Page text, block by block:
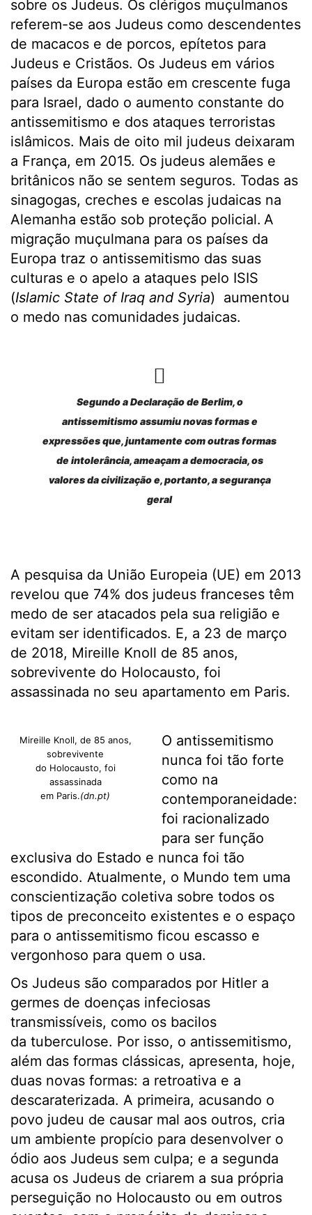
sobre os Judeus. Os clérigos muçulmanos
referem-se aos Judeus como descendentes
de macacos e de porcos, epítetos para
Judeus e Cristãos. Os Judeus em vários
países da Europa estão em crescente fuga
para Israel, dado o aumento constante do
antissemitismo e dos ataques terroristas
islâmicos. Mais de oito mil judeus deixaram
a França, em 2015. Os judeus alemães e
britânicos não se sentem seguros. Todas as
sinagogas, creches e escolas judaicas na
Alemanha estão sob proteção policial. A
migração muçulmana para os países da
Europa traz o antissemitismo das suas
culturas e o apelo a ataques pelo ISIS
(Islamic State of Iraq and Syria) aumentou
o medo nas comunidades judaicas.
Segundo a Declaração de Berlim, o
antissemitismo assumiu novas formas e
expressões que, juntamente com outras formas
de intolerância, ameaçam a democracia, os
valores da civilização e, portanto, a segurança
geral
A pesquisa da União Europeia (UE) em 2013
revelou que 74% dos judeus franceses têm
medo de ser atacados pela sua religião e
evitam ser identificados. E, a 23 de março
de 2018, Mireille Knoll de 85 anos,
sobrevivente do Holocausto, foi
assassinada no seu apartamento em Paris.
Mireille Knoll, de 85 anos,
sobrevivente
do Holocausto, foi
assassinada
em Paris.(dn.pt)
O antissemitismo
nunca foi tão forte
como na
contemporaneidade:
foi racionalizado
para ser função
exclusiva do Estado e nunca foi tão
escondido. Atualmente, o Mundo tem uma
conscientização coletiva sobre todos os
tipos de preconceito existentes e o espaço
para o antissemitismo ficou escasso e
vergonhoso para quem o usa.
Os Judeus são comparados por Hitler a
germes de doenças infeciosas
transmissíveis, como os bacilos
da tuberculose. Por isso, o antissemitismo,
além das formas clássicas, apresenta, hoje,
duas novas formas: a retroativa e a
descaraterizada. A primeira, acusando o
povo judeu de causar mal aos outros, cria
um ambiente propício para desenvolver o
ódio aos Judeus sem culpa; e a segunda
acusa os Judeus de criarem a sua própria
perseguição no Holocausto ou em outros